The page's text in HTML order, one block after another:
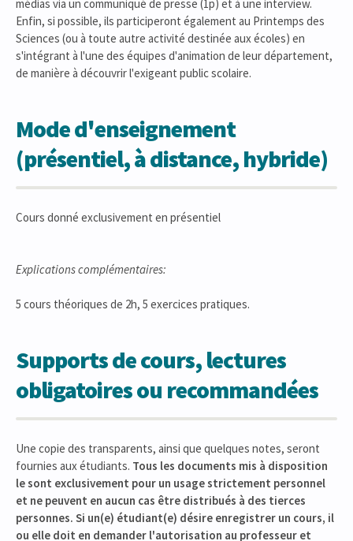
médias via un communiqué de presse (1p) et à une interview.
Enfin, si possible, ils participeront également au Printemps des
Sciences (ou à toute autre activité destinée aux écoles) en
s'intégrant à l'une des équipes d'animation de leur département,
de manière à découvrir l'exigeant public scolaire.
Mode d'enseignement
(présentiel, à distance, hybride)
Cours donné exclusivement en présentiel
Explications complémentaires:
5 cours théoriques de 2h, 5 exercices pratiques.
Supports de cours, lectures
obligatoires ou recommandées
Une copie des transparents, ainsi que quelques notes, seront
fournies aux étudiants. Tous les documents mis à disposition
le sont exclusivement pour un usage strictement personnel
et ne peuvent en aucun cas être distribués à des tierces
personnes. Si un(e) étudiant(e) désire enregistrer un cours, il
ou elle doit en demander l'autorisation au professeur et